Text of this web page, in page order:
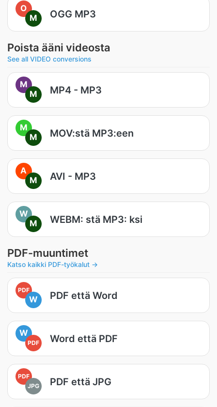
O
M
OGG MP3
Poista ääni videosta
See all VIDEO conversions
M
M
MP4 - MP3
M
M
MOV:stä MP3:een
A
M
AVI - MP3
W
M
WEBM: stä MP3: ksi
PDF-muuntimet
Katso kaikki PDF-työkalut →
PDF
W PDF että Word
W
PDF Word että PDF
PDF
JPG
PDF että JPG